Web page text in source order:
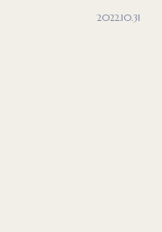
2022.10.31